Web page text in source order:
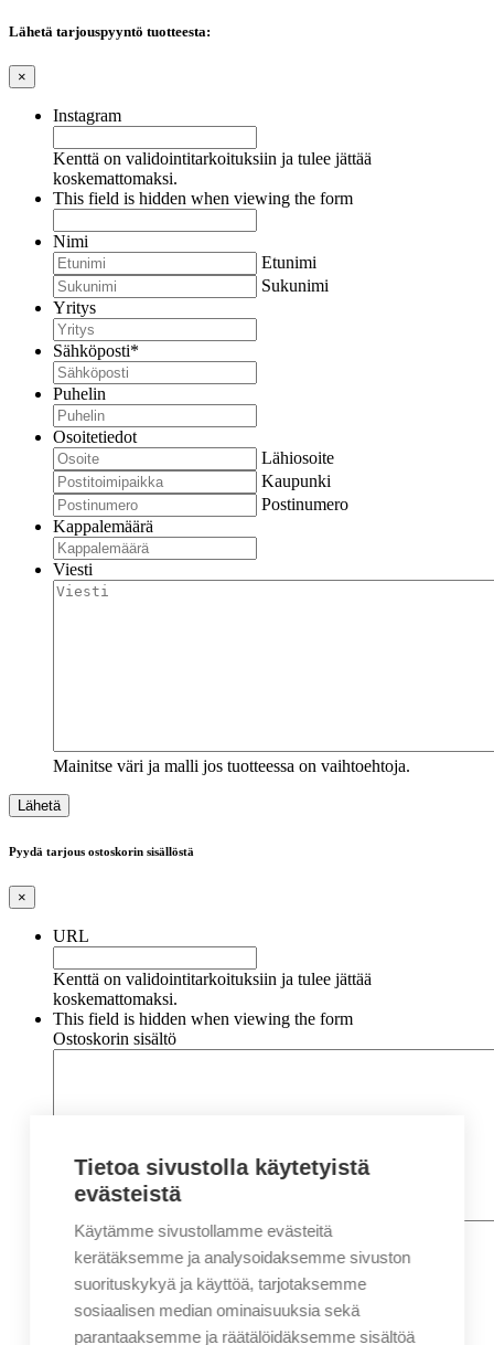
Lähetä tarjouspyyntö tuotteesta:
×
Instagram
Kenttä on validointitarkoituksiin ja tulee jättää
koskemattomaksi.
This field is hidden when viewing the form
Nimi
Etunimi
Sukunimi
Yritys
Sähköposti*
Puhelin
Osoitetiedot
Lähiosoite
Kaupunki
Postinumero
Kappalemäärä
Viesti
Mainitse väri ja malli jos tuotteessa on vaihtoehtoja.
Pyydä tarjous ostoskorin sisällöstä
×
URL
Kenttä on validointitarkoituksiin ja tulee jättää
koskemattomaksi.
This field is hidden when viewing the form
Ostoskorin sisältö
Nimi*
Etunimi
Sukunimi
Tietoa sivustolla käytetyistä
evästeistä
Käytämme sivustollamme evästeitä
kerätäksemme ja analysoidaksemme sivuston
suorituskykyä ja käyttöä, tarjotaksemme
sosiaalisen median ominaisuuksia sekä
parantaaksemme ja räätälöidäksemme sisältöä